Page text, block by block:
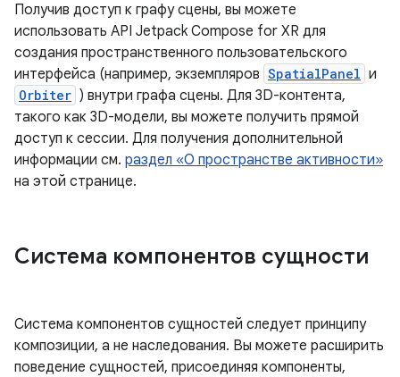
Получив доступ к графу сцены, вы можете
использовать API Jetpack Compose for XR для
создания пространственного пользовательского
интерфейса (например, экземпляров SpatialPanel и
Orbiter ) внутри графа сцены. Для 3D-контента,
такого как 3D-модели, вы можете получить прямой
доступ к сессии. Для получения дополнительной
информации см. раздел «О пространстве активности»
на этой странице.
Система компонентов сущности
Система компонентов сущностей следует принципу
композиции, а не наследования. Вы можете расширить
поведение сущностей, присоединяя компоненты,